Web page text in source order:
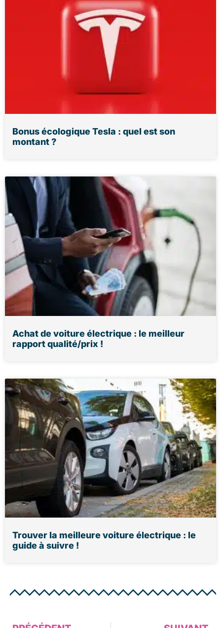
Bonus écologique Tesla : quel est son
montant ?
Achat de voiture électrique : le meilleur
rapport qualité/prix !
Trouver la meilleure voiture électrique : le
guide à suivre !